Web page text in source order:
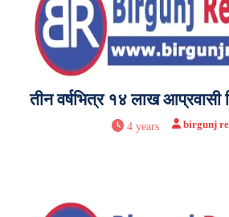
तीन वर्षभित्र १४ लाख आप्रवासी
4 years birgunj